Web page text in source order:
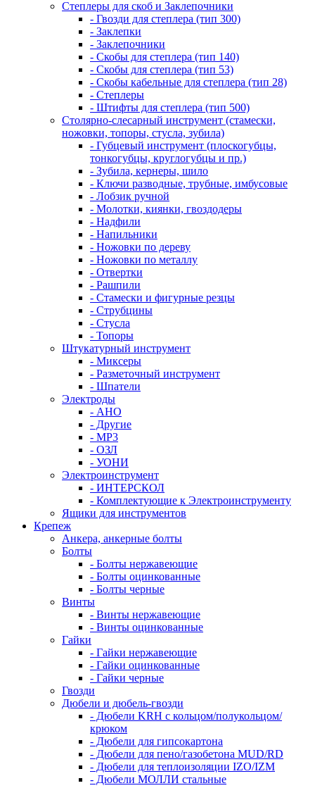
Степлеры для скоб и Заклепочники
- Гвозди для степлера (тип 300)
- Заклепки
- Заклепочники
- Скобы для степлера (тип 140)
- Скобы для степлера (тип 53)
- Скобы кабельные для степлера (тип 28)
- Степлеры
- Штифты для степлера (тип 500)
Столярно-слесарный инструмент (стамески,
ножовки, топоры, стусла, зубила)
- Губцевый инструмент (плоскогубцы,
тонкогубцы, круглогубцы и пр.)
- Зубила, кернеры, шило
- Ключи разводные, трубные, имбусовые
- Лобзик ручной
- Молотки, киянки, гвоздодеры
- Надфили
- Напильники
- Ножовки по дереву
- Ножовки по металлу
- Отвертки
- Рашпили
- Стамески и фигурные резцы
- Струбцины
- Стусла
- Топоры
Штукатурный инструмент
- Миксеры
- Разметочный инструмент
- Шпатели
Электроды
- АНО
- Другие
- МР3
- ОЗЛ
- УОНИ
Электроинструмент
- ИНТЕРСКОЛ
- Комплектующие к Электроинструменту
Ящики для инструментов
Крепеж
Анкера, анкерные болты
Болты
- Болты нержавеющие
- Болты оцинкованные
- Болты черные
Винты
- Винты нержавеющие
- Винты оцинкованные
Гайки
- Гайки нержавеющие
- Гайки оцинкованные
- Гайки черные
Гвозди
Дюбели и дюбель-гвозди
- Дюбели KRH с кольцом/полукольцом/
крюком
- Дюбели для гипсокартона
- Дюбели для пено/газобетона MUD/RD
- Дюбели для теплоизоляции IZO/IZM
- Дюбели МОЛЛИ стальные